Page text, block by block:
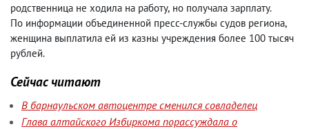
родственница не ходила на работу, но получала зарплату.
По информации объединенной пресс-службы судов региона,
женщина выплатила ей из казны учреждения более 100 тысяч
рублей.
Сейчас читают
В барнаульском автоцентре сменился совладелец
Глава алтайского Избиркома порассуждала о